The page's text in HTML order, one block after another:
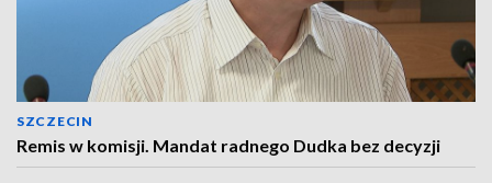
SZCZECIN
Remis w komisji. Mandat radnego Dudka bez decyzji